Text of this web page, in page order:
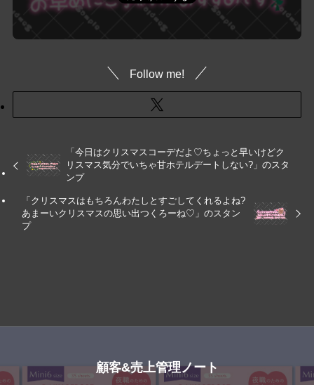
Follow me!
「今日はクリスマスコーデだよ♡ちょっと早いけどク
リスマス気分でいちゃ甘ホテルデートしない?」のスタ
ンプ
「クリスマスはもちろんわたしとすごしてくれるよね?
あまーいクリスマスの思い出つくろーね♡」のスタン
プ
顧客&売上管理ノート